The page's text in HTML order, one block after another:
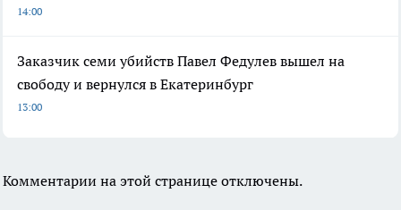
14:00
Заказчик семи убийств Павел Федулев вышел на
свободу и вернулся в Екатеринбург
13:00
Комментарии на этой странице отключены.